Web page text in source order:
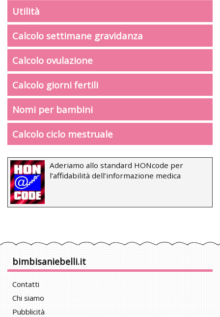
Utilità
Calcolo settimane gravidanza
Calcolo ovulazione
Calcolo giorni fertili
Nomi per bambini
Calcolo ciclo mestruale
Aderiamo allo standard HONcode per
l’affidabilità dell’informazione medica
bimbisaniebelli.it
Contatti
Chi siamo
Pubblicità